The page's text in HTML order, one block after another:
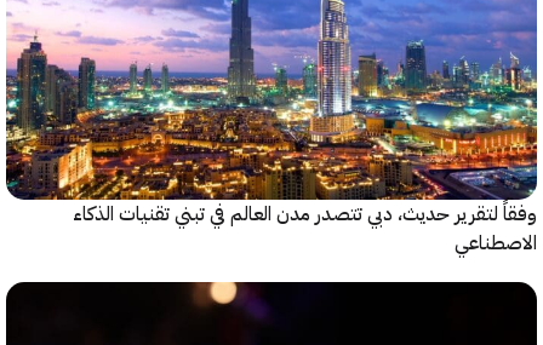
حديث، دبي تتصدر مدن العالم في تبني تقنيات الذكاء